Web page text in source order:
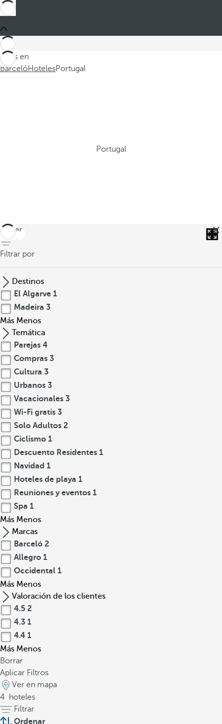
Estás en
BarcelóHotelesPortugal
Portugal
volver
Filtrar por
Destinos
El Algarve 1
Madeira 3
Más Menos
Temática
Parejas 4
Compras 3
Cultura 3
Urbanos 3
Vacacionales 3
Wi-Fi gratis 3
Solo Adultos 2
Ciclismo 1
Descuento Residentes 1
Navidad 1
Hoteles de playa 1
Reuniones y eventos 1
Spa 1
Más Menos
Marcas
Barceló 2
Allegro 1
Occidental 1
Más Menos
Valoración de los clientes
4.5 2
4.3 1
4.4 1
Más Menos
Borrar
Aplicar Filtros
Ver en mapa
4
hoteles
Filtrar
Ordenar